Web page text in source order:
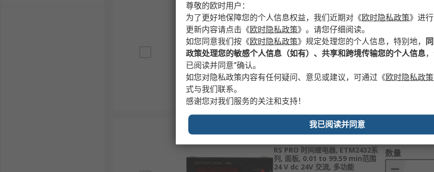
RS PRO 时间继电器, 2LL021_00系
列, DIN 导轨, 0.1 s to 120 Days范
围, 1触点 240 V dc 24V 交流, 240
V 交流, 多功能, SPDT时间范围
RMB577.48(
有库存
RS PRO 时间继电器, ETM2432系
列, 面板, 0.01 to 99.59 min范围
24 V dc 24V 交流, 多功能
数量
尊敬的欧时用户：
为了更好地保障您的个人信息权益，我们近期对 《欧时隐私政策》 进
更新内容请点击 《欧时隐私政策》 。请您仔细阅读。
如您同意我们按 《欧时隐私政策》 规定处理您的个人信息，特别地，
政策处理您的敏感个人信息（如有）、共享和跨境传输您的个人信息
已阅读并同意”确认。
如您对隐私政策内容有任何疑问、意见或建议，可通过 《欧时隐私政策
式与我们联系。
感谢您对我们服务的关注和支持！
我已阅读并同意